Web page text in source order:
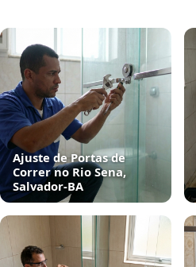
Ajuste de Portas de
Correr no Rio Sena,
Salvador‑BA